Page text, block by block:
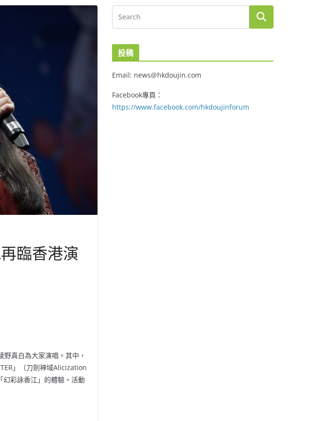
臨香港演
真白為大家演唱。其中，
」（刀劍神域Alicization
幻彩詠香江」的體驗。活動
投稿
Email: news@hkdoujin.com
Facebook專頁：
https://www.facebook.com/hkdoujinforum